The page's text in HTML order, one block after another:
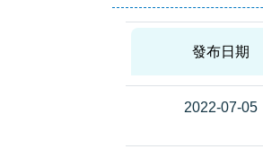
發布日期
2022-07-05